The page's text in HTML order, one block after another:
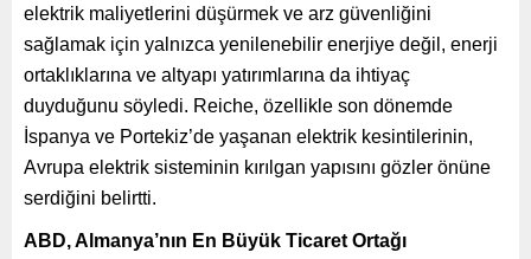
elektrik maliyetlerini düşürmek ve arz güvenliğini
sağlamak için yalnızca yenilenebilir enerjiye değil, enerji
ortaklıklarına ve altyapı yatırımlarına da ihtiyaç
duyduğunu söyledi. Reiche, özellikle son dönemde
İspanya ve Portekiz’de yaşanan elektrik kesintilerinin,
Avrupa elektrik sisteminin kırılgan yapısını gözler önüne
serdiğini belirtti.
ABD, Almanya’nın En Büyük Ticaret Ortağı